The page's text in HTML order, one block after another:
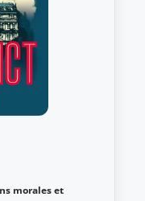
morales et